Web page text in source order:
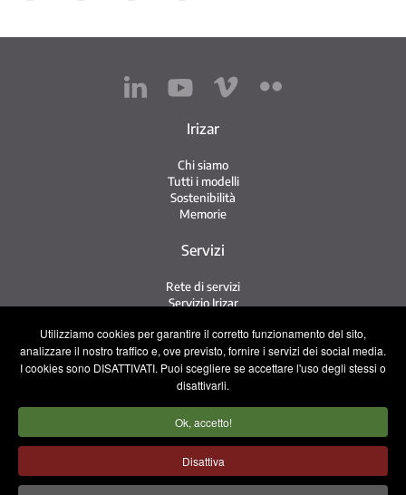
Utilizziamo cookies per garantire il corretto funzionamento del sito,
analizzare il nostro traffico e, ove previsto, fornire i servizi dei social media.
I cookies sono DISATTIVATI. Puoi scegliere se accettare l'uso degli stessi o
disattivarli.
Ok, accetto!
Disattiva
Irizar
Chi siamo
Tutti i modelli
Sostenibilità
Memorie
Servizi
Rete di servizi
Servizio Irizar
Usati
Contatto
Contatto
Lavora con noi
Squadra commerciale